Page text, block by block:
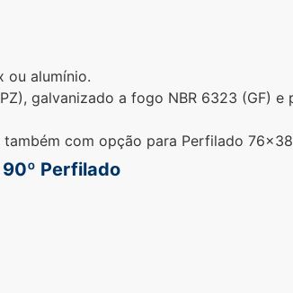
ou alumínio.
galvanizado a fogo NBR 6323 (GF)
com opção para Perfilado
Perfilado